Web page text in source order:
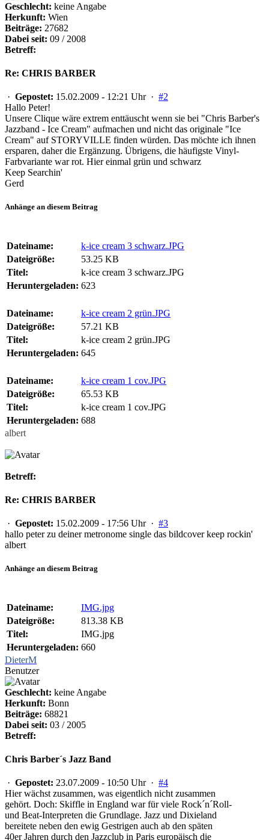
Geschlecht: keine Angabe
Herkunft: Wien
Beiträge: 27682
Dabei seit: 09 / 2008
Betreff:
Re: CHRIS BARBER
· Gepostet: 15.02.2009 - 12:21 Uhr · #2
Hallo Peter!
Unsere Clique wäre extrem enttäuscht wenn sie bei "Chris Barber's
Jazzband - Ice Cream" aufmachen und nicht das originale "Ice
Cream" auf STORYVILLE finden würden. Das möchte ich ihnen
ersparen, daher die Ergänzung. Übrigens, die häufigste Vinyl-
Farbvariante war rot. Hier einmal grün und schwarz
Keep Searchin'
Gerd
Anhänge an diesem Beitrag
Dateiname:
k-ice cream 3 schwarz.JPG
Dateigröße:
53.25 KB
Titel:
k-ice cream 3 schwarz.JPG
Heruntergeladen: 623
Dateiname:
k-ice cream 2 grün.JPG
Dateigröße:
57.21 KB
Titel:
k-ice cream 2 grün.JPG
Heruntergeladen: 645
Dateiname:
k-ice cream 1 cov.JPG
Dateigröße:
65.53 KB
Titel:
k-ice cream 1 cov.JPG
Heruntergeladen: 688
albert
Betreff:
Re: CHRIS BARBER
· Gepostet: 15.02.2009 - 17:56 Uhr · #3
hallo peter zu deiner metronome single das bildcover keep rockin'
albert
Anhänge an diesem Beitrag
Dateiname:
IMG.jpg
Dateigröße:
813.38 KB
Titel:
IMG.jpg
Heruntergeladen: 660
DieterM
Benutzer
Geschlecht: keine Angabe
Herkunft: Bonn
Beiträge: 68821
Dabei seit: 03 / 2005
Betreff:
Chris Barber´s Jazz Band
· Gepostet: 23.07.2009 - 10:50 Uhr · #4
Hier wächst zusammen, was eigentlich nicht zusammen
gehört. Doch: Skiffle in England war für viele Rock´n´Roll-
und Beat-Interpreten die Grundlage. Jazz und Dixieland
bereitete neben den ewig Gestrigen auch ab den späten
40er Jahren durch den Jazzclub in Paris europäisch die